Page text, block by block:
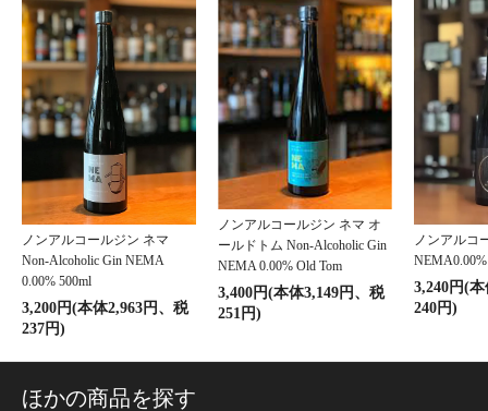
ノンアルコールジン ネマ
Non-Alcoholic Gin NEMA
0.00% 500ml
3,200円(本体2,963円、税
237円)
ノンアルコールジン ネマ オ
ールドトム Non-Alcoholic Gin
NEMA 0.00% Old Tom
3,400円(本体3,149円、税
251円)
ノンアルコ
3,240円(
240円)
ほかの商品を探す